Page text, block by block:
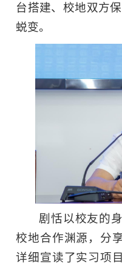
台搭建、校地双方
蜕变。
剧恬以校友的
校地合作渊源，分
详细宣读了实习项